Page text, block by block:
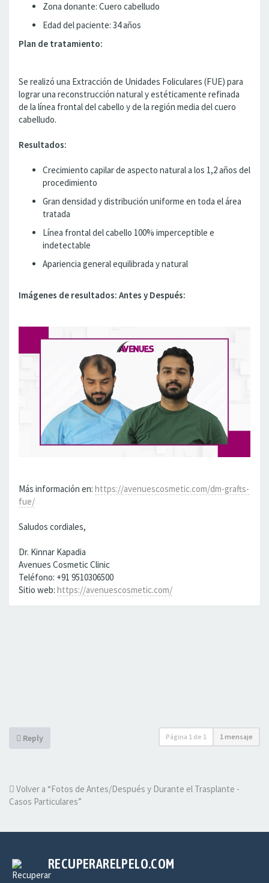
Zona donante: Cuero cabelludo
Edad del paciente: 34 años
Plan de tratamiento:
Se realizó una Extracción de Unidades Foliculares (FUE) para
lograr una reconstrucción natural y estéticamente refinada
de la línea frontal del cabello y de la región media del cuero
cabelludo.
Resultados:
Crecimiento capilar de aspecto natural a los 1,2 años del
procedimiento
Gran densidad y distribución uniforme en toda el área
tratada
Línea frontal del cabello 100% imperceptible e
indetectable
Apariencia general equilibrada y natural
Imágenes de resultados: Antes y Después:
Más información en: https://avenuescosmetic.com/dm-grafts-
fue/
Saludos cordiales,
Dr. Kinnar Kapadia
Avenues Cosmetic Clinic
Teléfono: +91 9510306500
Sitio web: https://avenuescosmetic.com/
Reply Página 1 de 1 1 mensaje
Volver a “Fotos de Antes/Después y Durante el Trasplante -
Casos Particulares”
RECUPERARELPELO.COM